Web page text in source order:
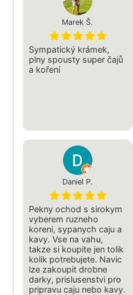
Marek Š.
Sympatický krámek,
plny spousty super čajů
a koření
Daniel P.
Pekny ochod s sirokym
vyberem ruzneho
koreni, sypanych caju a
kavy. Vse na vahu,
takze si koupite jen tolik
kolik potrebujete. Navic
lze zakoupit drobne
darky, prislusenstvi pro
pripravu caju nebo kavy.